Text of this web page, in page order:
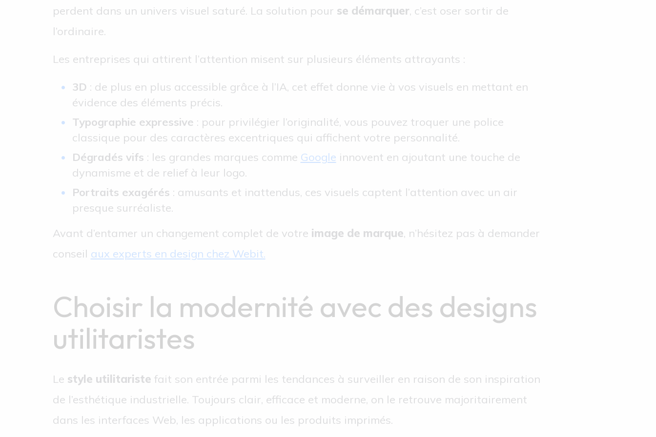
perdent dans un univers visuel saturé. La solution pour se démarquer, c’est oser sortir de
l’ordinaire.
Les entreprises qui attirent l’attention misent sur plusieurs éléments attrayants :
3D : de plus en plus accessible grâce à l’IA, cet effet donne vie à vos visuels en mettant en
évidence des éléments précis.
Typographie expressive : pour privilégier l’originalité, vous pouvez troquer une police
classique pour des caractères excentriques qui affichent votre personnalité.
Dégradés vifs : les grandes marques comme Google innovent en ajoutant une touche de
dynamisme et de relief à leur logo.
Portraits exagérés : amusants et inattendus, ces visuels captent l’attention avec un air
presque surréaliste.
Avant d’entamer un changement complet de votre image de marque, n’hésitez pas à demander
conseil aux experts en design chez Webit.
Choisir la modernité avec des designs
utilitaristes
Le style utilitariste fait son entrée parmi les tendances à surveiller en raison de son inspiration
de l’esthétique industrielle. Toujours clair, efficace et moderne, on le retrouve majoritairement
dans les interfaces Web, les applications ou les produits imprimés.